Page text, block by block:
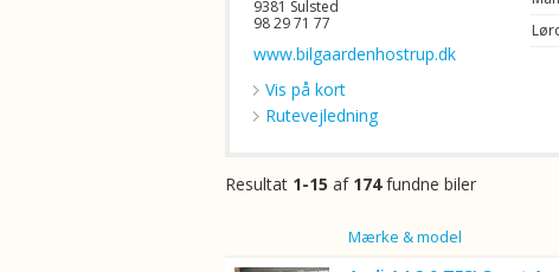
9381 Sulsted
98 29 71 77
www.bilgaardenhostrup.dk
Vis på kort
Rutevejledning
Resultat 1-15 af 174fundne biler
Mærke & model